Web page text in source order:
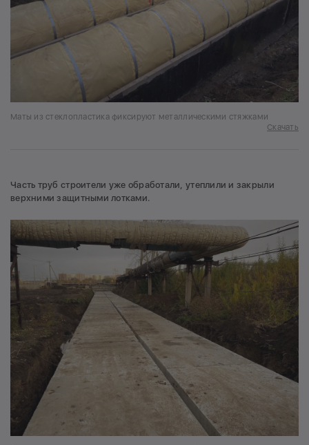
Маты из стеклопластика фиксируют металлическими стяжками
Скачать
Часть труб строители уже обработали, утеплили и закрыли
верхними защитными лотками.